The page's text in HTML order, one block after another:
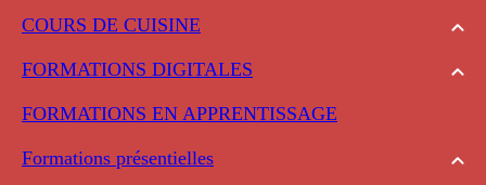
COURS DE CUISINE
FORMATIONS DIGITALES
FORMATIONS EN APPRENTISSAGE
Formations présentielles